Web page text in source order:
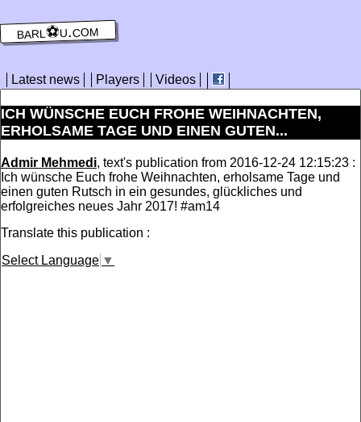
barl⚽️u.com
Latest news Players Videos
ICH WÜNSCHE EUCH FROHE WEIHNACHTEN,
ERHOLSAME TAGE UND EINEN GUTEN...
Admir Mehmedi, text's publication from 2016-12-24 12:15:23 :
Ich wünsche Euch frohe Weihnachten, erholsame Tage und
einen guten Rutsch in ein gesundes, glückliches und
erfolgreiches neues Jahr 2017! #am14
Translate this publication :
Select Language ▼